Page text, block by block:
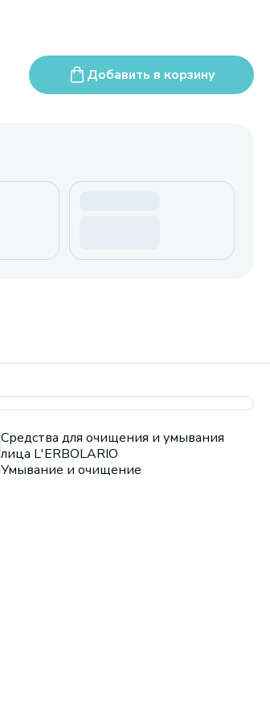
Добавить в корзину
Средства для очищения и умывания
лица L'ERBOLARIO
Умывание и очищение